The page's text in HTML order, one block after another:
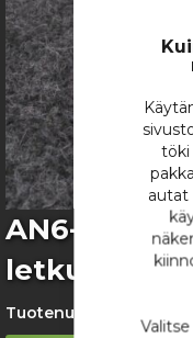
töki
autat
Valitse
Skip
to
the
beginning
of
AN6-liitin
letkulle
Tuotenumero: